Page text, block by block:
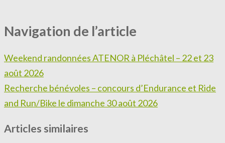
Navigation de l’article
Weekend randonnées ATENOR à Pléchâtel – 22 et 23
août 2026
Recherche bénévoles – concours d’Endurance et Ride
and Run/Bike le dimanche 30 août 2026
Articles similaires